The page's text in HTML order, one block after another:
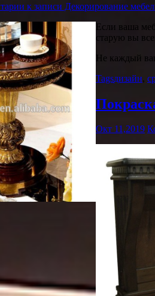
к записи Декорирование
Если ваша
старую вы
Не каждый
Tagsдизайн,
Окт 11,2019